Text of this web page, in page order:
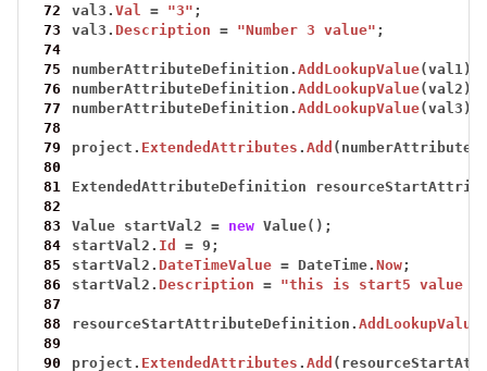
72
val3.Val = "3" ;
73
val3.Description = "Number 3 value" ;
74
75
numberAttributeDefinition.AddLookupValue(val1);
76
numberAttributeDefinition.AddLookupValue(val2);
77
numberAttributeDefinition.AddLookupValue(val3);
78
79
project. ExtendedAttributes .Add
80
81
ExtendedAttributeDefinition
82
83
Value startVal2 = new Value();
84
startVal2. Id = 9;
85
startVal2.DateTimeValue = DateTime.Now;
86
startVal2.Description = "this is start5 value
87
88
resourceStartAttributeDefinition.AddLookupValue
89
90
project. ExtendedAttributes .Add